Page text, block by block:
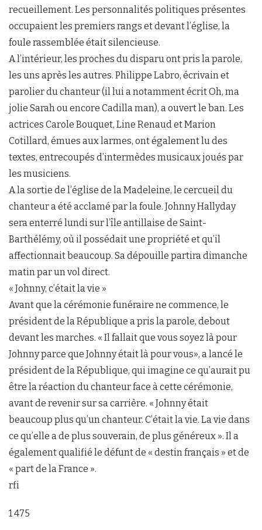
recueillement. Les personnalités politiques présentes
occupaient les premiers rangs et devant l’église, la
foule rassemblée était silencieuse.
A l’intérieur, les proches du disparu ont pris la parole,
les uns après les autres. Philippe Labro, écrivain et
parolier du chanteur (il lui a notamment écrit Oh, ma
jolie Sarah ou encore Cadilla man), a ouvert le ban. Les
actrices Carole Bouquet, Line Renaud et Marion
Cotillard, émues aux larmes, ont également lu des
textes, entrecoupés d’intermèdes musicaux joués par
les musiciens.
A la sortie de l’église de la Madeleine, le cercueil du
chanteur a été acclamé par la foule. Johnny Hallyday
sera enterré lundi sur l’île antillaise de Saint-
Barthélémy, où il possédait une propriété et qu’il
affectionnait beaucoup. Sa dépouille partira dimanche
matin par un vol direct.
« Johnny, c’était la vie »
Avant que la cérémonie funéraire ne commence, le
président de la République a pris la parole, debout
devant les marches. « Il fallait que vous soyez là pour
Johnny parce que Johnny était là pour vous», a lancé le
président de la République, qui imagine ce qu’aurait pu
être la réaction du chanteur face à cette cérémonie,
avant de revenir sur sa carrière. « Johnny était
beaucoup plus qu’un chanteur. C’était la vie. La vie dans
ce qu’elle a de plus souverain, de plus généreux ». Il a
également qualifié le défunt de « destin français » et de
« part de la France ».
rfi
1 475